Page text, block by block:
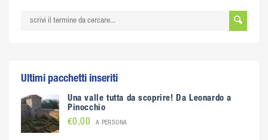
Ultimi pacchetti inseriti
Una valle tutta da scoprire! Da Leonardo a
Pinocchio
€0,00 A PERSONA